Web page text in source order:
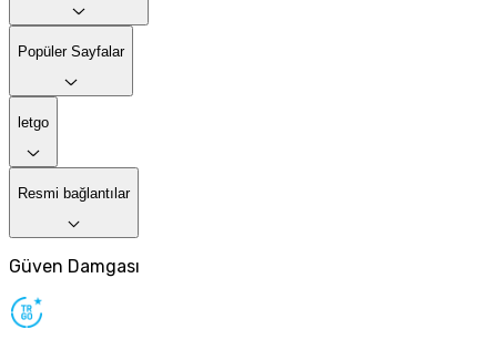
Popüler Sayfalar
letgo
Resmi bağlantılar
Güven Damgası